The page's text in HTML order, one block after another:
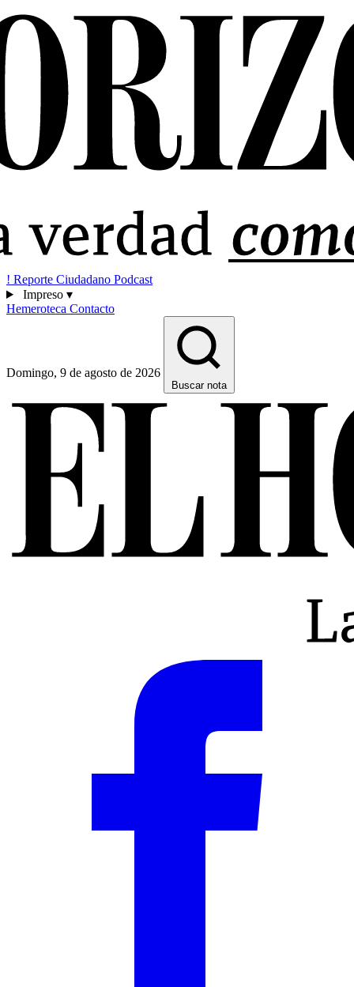
! Reporte Ciudadano Podcast
Impreso ▾
Hemeroteca Contacto
Domingo, 9 de agosto de 2026
Buscar nota